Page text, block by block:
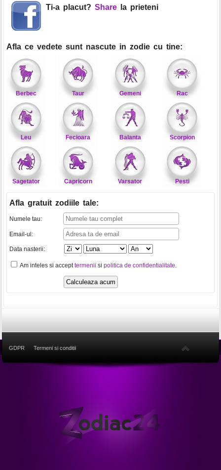
Ti-a placut? Share la prieteni
Afla ce vedete sunt nascute in zodie cu tine:
Berbec Taur Gemeni Rac
Leu Fecioara Balanta Scorpion
Sagetator Capricorn Varsator Pesti
Afla gratuit zodiile tale:
Numele tau:
Email-ul:
Data nasterii:
Am inteles si accepttermenii si politica de confidentialitate.
GDPR Termeni si conditii